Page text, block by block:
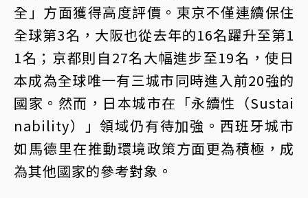
全」方面獲得高度評價。東京不僅連續保住
全球第3名，大阪也從去年的16名躍升至第1
1名；京都則自27名大幅進步至19名，使日
本成為全球唯一有三城市同時進入前20強的
國家。然而，日本城市在「永續性（Sustai
nability）」領域仍有待加強。西班牙城市
如馬德里在推動環境政策方面更為積極，成
為其他國家的參考對象。